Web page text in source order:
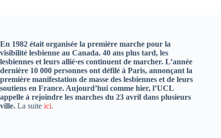
En 1982 était organisée la première marche pour la
visibilité lesbienne au Canada. 40 ans plus tard, les
lesbiennes et leurs allié·es continuent de marcher. L’année
dernière 10 000 personnes ont défilé à Paris, annonçant la
première manifestation de masse des lesbiennes et de leurs
soutiens en France. Aujourd’hui comme hier, l’UCL
appelle à rejoindre les marches du 23 avril dans plusieurs
ville. La suite ici.